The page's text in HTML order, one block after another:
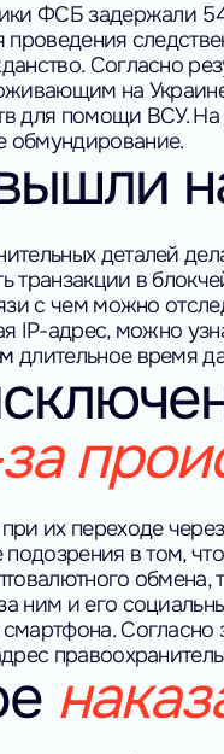
ФСБ задержали
проведения
Согласно
на Украине.
для помощи ВСУ. На
обмундирование.
деталей
транзакции в
с чем можно
IP-адрес, можно
длительное время
их переходе
в том, что
ним и его
Согласно